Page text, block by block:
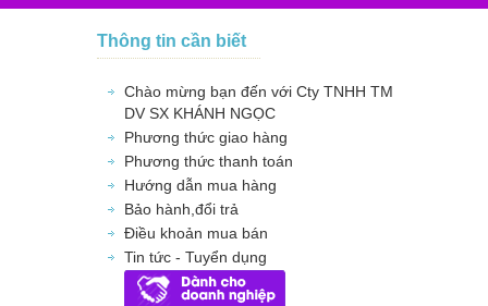
Thông tin cần biết
Chào mừng bạn đến với Cty TNHH TM
DV SX KHÁNH NGỌC
Phương thức giao hàng
Phương thức thanh toán
Hướng dẫn mua hàng
Bảo hành,đổi trả
Điều khoản mua bán
Tin tức - Tuyển dụng